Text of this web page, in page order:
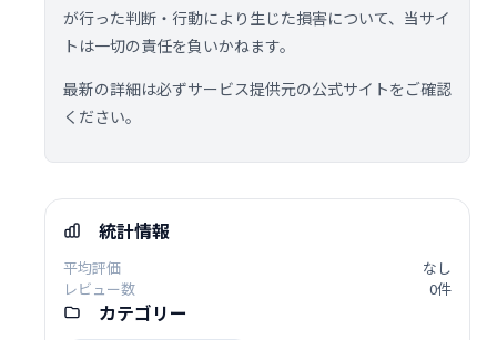
が行った判断・行動により生じた損害について、当サイ
トは一切の責任を負いかねます。
最新の詳細は必ずサービス提供元の公式サイトをご確認
ください。
統計情報
平均評価
なし
レビュー数
0件
カテゴリー